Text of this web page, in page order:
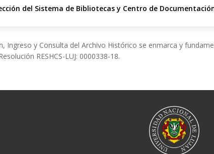
del Sistema de Bibliotecas y Centro de
Ingreso y Consulta del Archivo Histórico se enmarca y
RESHCS-LUJ: 0000338-18.